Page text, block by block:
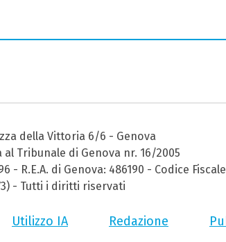
della Vittoria 6/6 - Genova
Tribunale di Genova nr. 16/2005
R.E.A. di Genova: 486190 - Codice
- Tutti i diritti riservati
Utilizzo IA Redazione